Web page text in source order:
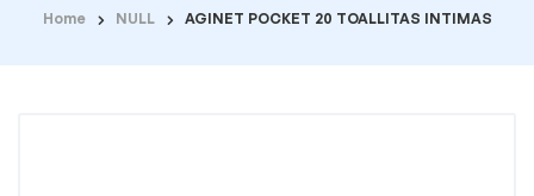
Home NULL AGINET POCKET 20 TOALLITAS INTIMAS